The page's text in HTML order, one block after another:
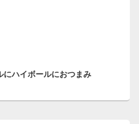
にハイボールにおつまみ